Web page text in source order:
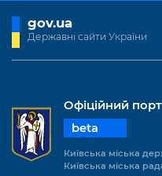
gov.ua
Державні сайти України
Офіційний
beta
Київська міська
Київська міська